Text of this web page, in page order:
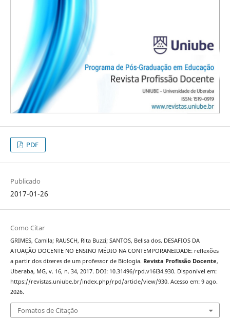
PDF
Publicado
2017-01-26
Como Citar
GRIMES, Camila; RAUSCH, Rita Buzzi; SANTOS, Belisa dos. DESAFIOS DA
ATUAÇÃO DOCENTE NO ENSINO MÉDIO NA CONTEMPORANEIDADE: reflexões
a partir dos dizeres de um professor de Biologia. Revista Profissão Docente,
Uberaba, MG, v. 16, n. 34, 2017. DOI: 10.31496/rpd.v16i34.930. Disponível em:
https://revistas.uniube.br/index.php/rpd/article/view/930. Acesso em: 9 ago.
2026.
Fomatos de Citação